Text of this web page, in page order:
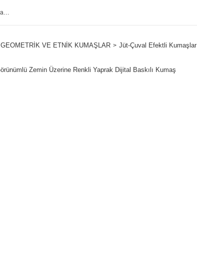
GEOMETRİK VE ETNİK KUMAŞLAR Jüt-Çuval Efektli Kumaşlar